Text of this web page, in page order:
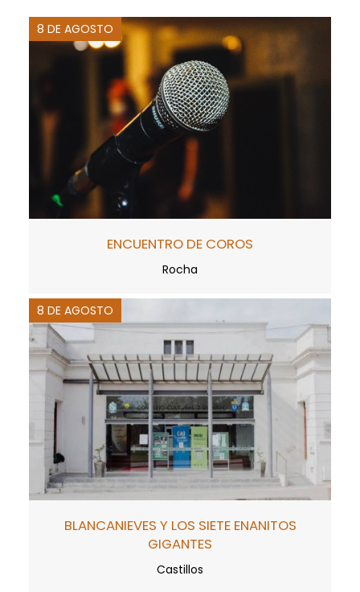
8 DE AGOSTO
ENCUENTRO DE COROS
Rocha
8 DE AGOSTO
BLANCANIEVES Y LOS SIETE ENANITOS
GIGANTES
Castillos